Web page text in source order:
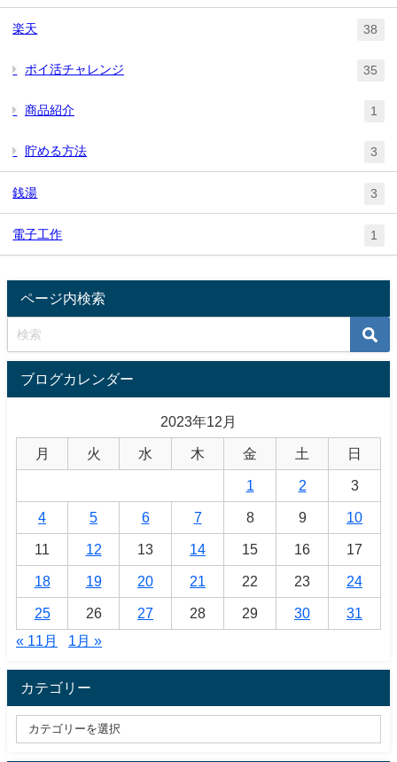
楽天 38
ポイ活チャレンジ 35
商品紹介 1
貯める方法 3
銭湯 3
電子工作 1
ページ内検索
ブログカレンダー
2023年12月
月 火 水 木 金 土 日
1 2 3
4 5 6 7 8 9 10
11 12 13 14 15 16 17
18 19 20 21 22 23 24
25 26 27 28 29 30
31
« 11月
1月 »
カテゴリー